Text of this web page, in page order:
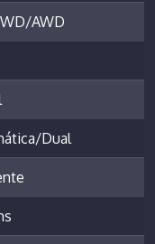
AWD
Dual